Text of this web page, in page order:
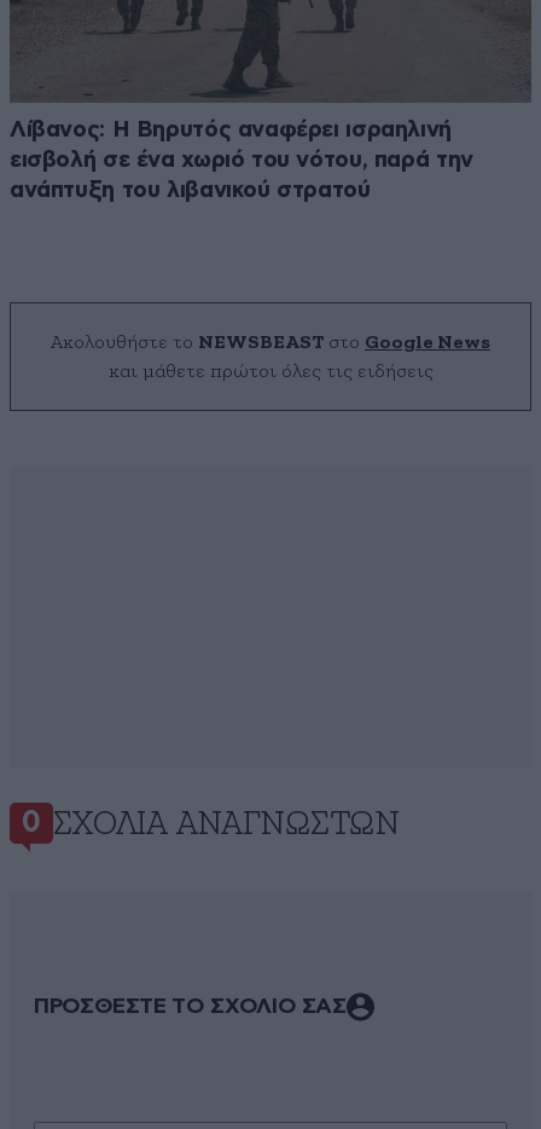
Λίβανος: Η Βηρυτός αναφέρει ισραηλινή
εισβολή σε ένα χωριό του νότου, παρά την
ανάπτυξη του λιβανικού στρατού
Ακολουθήστε το NEWSBEAST στο Google News
και μάθετε πρώτοι όλες τις ειδήσεις
0 ΣΧΌΛΙΑ ΑΝΑΓΝΩΣΤΏΝ
ΠΡΟΣΘΕΣΤΕ ΤΟ ΣΧΟΛΙΟ ΣΑΣ